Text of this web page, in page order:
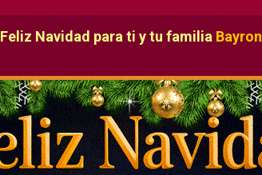
Feliz Navidad para ti y tu familia Bayron